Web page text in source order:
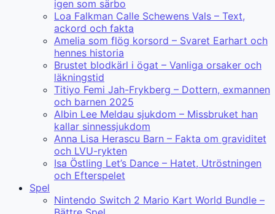
igen som särbo
Loa Falkman Calle Schewens Vals – Text,
ackord och fakta
Amelia som flög korsord – Svaret Earhart och
hennes historia
Brustet blodkärl i ögat – Vanliga orsaker och
läkningstid
Titiyo Femi Jah-Frykberg – Dottern, exmannen
och barnen 2025
Albin Lee Meldau sjukdom – Missbruket han
kallar sinnessjukdom
Anna Lisa Herascu Barn – Fakta om graviditet
och LVU-rykten
Isa Östling Let’s Dance – Hatet, Utröstningen
och Efterspelet
Spel
Nintendo Switch 2 Mario Kart World Bundle –